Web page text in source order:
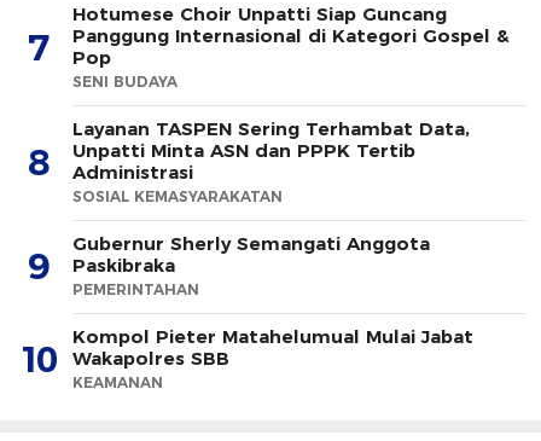
7
Hotumese Choir Unpatti Siap Guncang
Panggung Internasional di Kategori Gospel &
Pop
SENI BUDAYA
8
Layanan TASPEN Sering Terhambat Data,
Unpatti Minta ASN dan PPPK Tertib
Administrasi
SOSIAL KEMASYARAKATAN
9
Gubernur Sherly Semangati Anggota
Paskibraka
PEMERINTAHAN
10
Kompol Pieter Matahelumual Mulai Jabat
Wakapolres SBB
KEAMANAN